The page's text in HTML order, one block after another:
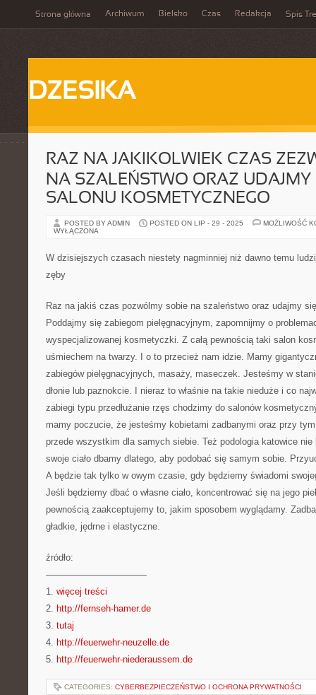
Strona główna Archiwum Bielsko Czas Redakcja Spis
DZESIKA
RAZ NA JAKIKOLWIEK CZAS
NA SZALEŃSTWO ORAZ UDAJMY
SALONU KOSMETYCZNEGO
POSTED BY ADMIN POSTED ON LIP - 29 - 2025
MOŻLIWOŚĆ
WYŁĄCZONA
W dzisiejszych czasach niestety nagminniej niż dawno temu
zęby
Raz na jakiś czas pozwólmy sobie na szaleństwo oraz udajmy
Poddajmy się zabiegom pielęgnacyjnym, zapomnijmy o
wyspecjalizowanej kosmetyczki. Z całą pewnością taki salon
uśmiechem na twarzy. I o to przecież nam idzie. Mamy
zabiegów pielęgnacyjnych, masaży, maseczek. Jesteśmy w
dłonie lub paznokcie. I nieraz to właśnie na takie nieduże i co
zabiegi typu przedłużanie rzęs chodzimy do salonów
mamy poczucie, że jesteśmy kobietami zadbanymi oraz przy
przede wszystkim dla samych siebie. Też podologia katowice
swoje ciało dbamy dlatego, aby podobać się samym sobie.
A będzie tak tylko w owym czasie, gdy będziemy świadomi
Jeśli będziemy dbać o własne ciało, koncentrować się na jego
pewnością zaakceptujemy to, jakim sposobem wyglądamy.
gładkie, jędrne i elastyczne.
źródło:
———————————
1. więcej treści
2. http://fernseh-hamer.de
3. tutaj
4. http://feuerwehr-neuzelle.de
5. http://feuerwehr-niederaussem.de
CATEGORIES: CYBERBEZPIECZEŃSTWO I OCHRONA PRYWATNOŚCI